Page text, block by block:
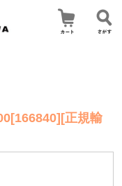
正規輸